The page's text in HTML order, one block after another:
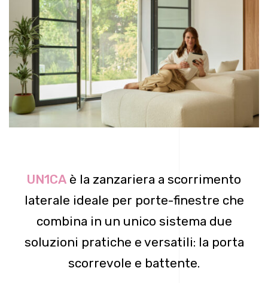
UN1CA è la zanzariera a scorrimento
laterale ideale per porte-finestre che
combina in un unico sistema due
soluzioni pratiche e versatili: la porta
scorrevole e battente.